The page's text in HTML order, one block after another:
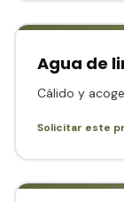
Agua de
Cálido y
Solicitar este